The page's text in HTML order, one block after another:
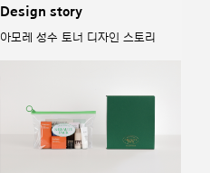
Design story
아모레 성수 토너 디자인 스토리